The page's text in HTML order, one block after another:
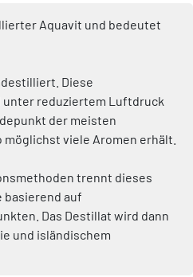
Aquavit und bedeutet
Diese
reduziertem Luftdruck
der meisten
viele Aromen erhält.
trennt dieses
basierend auf
Das Destillat wird dann
und isländischem